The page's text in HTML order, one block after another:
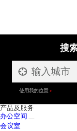
搜
使用我的位置
产品及服务
办公空间
会议室